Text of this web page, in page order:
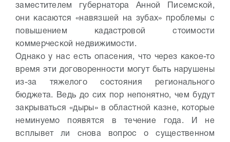
заместителем губернатора Анной Писемской,
они касаются «навязшей на зубах» проблемы с
повышением кадастровой стоимости
коммерческой недвижимости.
Однако у нас есть опасения, что через какое-то
время эти договоренности могут быть нарушены
из-за тяжелого состояния регионального
бюджета. Ведь до сих пор непонятно, чем будут
закрываться «дыры» в областной казне, которые
неминуемо появятся в течение года. И не
всплывет ли снова вопрос о существенном